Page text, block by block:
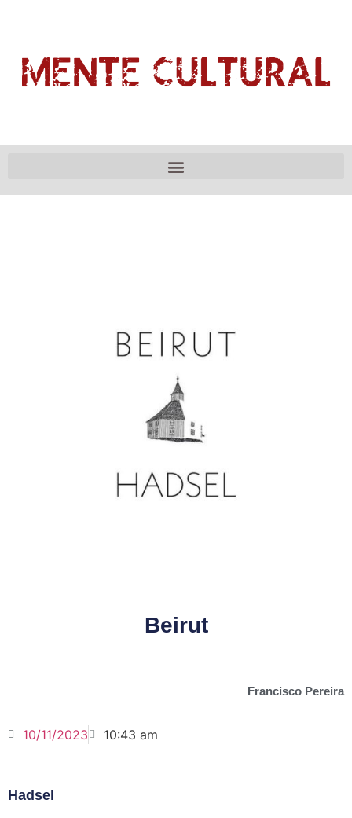
Beirut
Francisco Pereira
10/11/2023 10:43 am
Hadsel